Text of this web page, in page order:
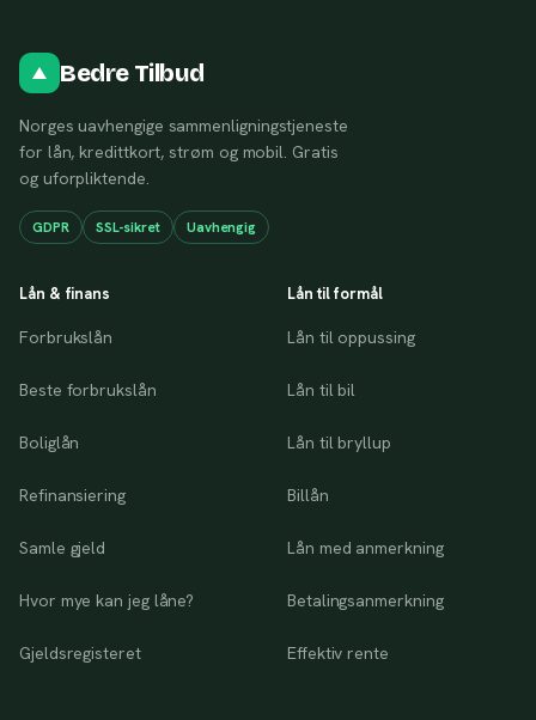
Bedre Tilbud
Norges uavhengige sammenligningstjeneste
for lån, kredittkort, strøm og mobil. Gratis
og uforpliktende.
GDPR SSL-sikret Uavhengig
Lån & finans
Forbrukslån
Beste forbrukslån
Boliglån
Refinansiering
Samle gjeld
Hvor mye kan jeg låne?
Gjeldsregisteret
Lån til formål
Lån til oppussing
Lån til bil
Lån til bryllup
Billån
Lån med anmerkning
Betalingsanmerkning
Effektiv rente